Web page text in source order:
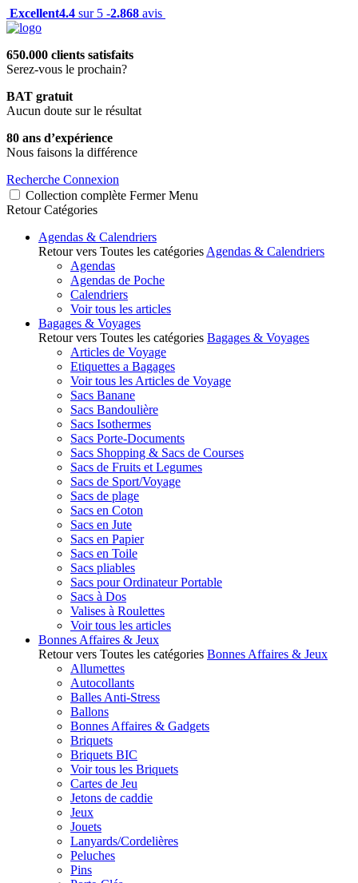
Excellent4.4 sur 5 -2.868 avis
650.000 clients satisfaits
Serez-vous le prochain?
BAT gratuit
Aucun doute sur le résultat
80 ans d’expérience
Nous faisons la différence
Recherche Connexion
Collection complète Fermer Menu
Retour Catégories
Agendas & Calendriers
Retour vers Toutes les catégories Agendas & Calendriers
Agendas
Agendas de Poche
Calendriers
Voir tous les articles
Bagages & Voyages
Retour vers Toutes les catégories Bagages & Voyages
Articles de Voyage
Etiquettes a Bagages
Voir tous les Articles de Voyage
Sacs Banane
Sacs Bandoulière
Sacs Isothermes
Sacs Porte-Documents
Sacs Shopping & Sacs de Courses
Sacs de Fruits et Legumes
Sacs de Sport/Voyage
Sacs de plage
Sacs en Coton
Sacs en Jute
Sacs en Papier
Sacs en Toile
Sacs pliables
Sacs pour Ordinateur Portable
Sacs à Dos
Valises à Roulettes
Voir tous les articles
Bonnes Affaires & Jeux
Retour vers Toutes les catégories Bonnes Affaires & Jeux
Allumettes
Autocollants
Balles Anti-Stress
Ballons
Bonnes Affaires & Gadgets
Briquets
Briquets BIC
Voir tous les Briquets
Cartes de Jeu
Jetons de caddie
Jeux
Jouets
Lanyards/Cordelières
Peluches
Pins